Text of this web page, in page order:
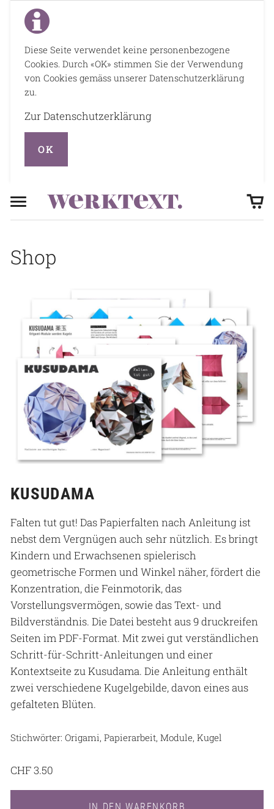
Diese Seite verwendet keine personenbezogene
Cookies. Durch «OK» stimmen Sie der Verwendung
von Cookies gemäss unserer Datenschutzerklärung
zu.
Zur Datenschutzerklärung
OK
Shop
KUSUDAMA
Falten tut gut! Das Papierfalten nach Anleitung ist
nebst dem Vergnügen auch sehr nützlich. Es bringt
Kindern und Erwachsenen spielerisch
geometrische Formen und Winkel näher, fördert die
Konzentration, die Feinmotorik, das
Vorstellungsvermögen, sowie das Text- und
Bildverständnis. Die Datei besteht aus 9 druckreifen
Seiten im PDF-Format. Mit zwei gut verständlichen
Schritt-für-Schritt-Anleitungen und einer
Kontextseite zu Kusudama. Die Anleitung enthält
zwei verschiedene Kugelgebilde, davon eines aus
gefalteten Blüten.
Stichwörter: Origami, Papierarbeit, Module, Kugel
CHF3.50